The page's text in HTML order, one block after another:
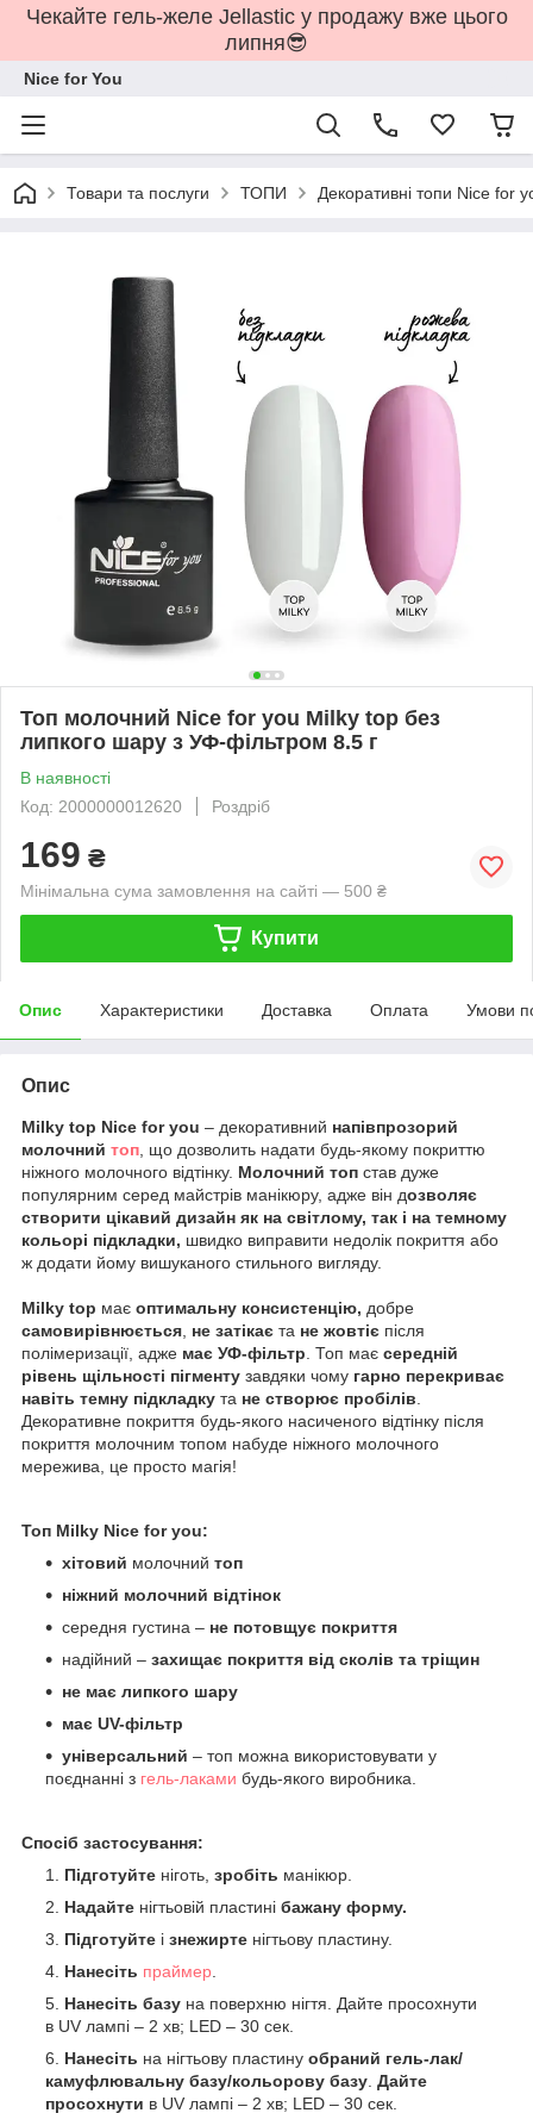
Чекайте гель-желе Jellastic у продажу вже цього
липня😎
Nice for You
Товари та послуги ТОПИ Декоративні топи Nice for
Топ молочний Nice for you Milky top без
липкого шару з УФ-фільтром 8.5 г
В наявності
Код: 2000000012620
Роздріб
169 ₴
Мінімальна сума замовлення на сайті — 500 ₴
Купити
Опис Характеристики Доставка Оплата Умови
Опис
Milky top Nice for you – декоративний напівпрозорий
молочний топ , що дозволить надати будь-якому покриттю
ніжного молочного відтінку. Молочний топ став дуже
популярним серед майстрів манікюру, адже він дозволяє
створити цікавий дизайн як на світлому, так і на темному
кольорі підкладки, швидко виправити недолік покриття або
ж додати йому вишуканого стильного вигляду.
Milky top має оптимальну консистенцію, добре
самовирівнюється не затікає та не жовтіє після
полімеризації, адже має УФ-фільтр . Топ має середній
рівень щільності пігменту завдяки чому гарно перекриває
навіть темну підкладку та не створює пробілів
Декоративне покриття будь-якого насиченого відтінку після
покриття молочним топом набуде ніжного молочного
мережива, це просто магія!
Топ Milky Nice for you:
хітовий молочний топ
ніжний молочний відтінок
середня густина – не потовщує покриття
надійний – захищає покриття від сколів та тріщин
не має липкого шару
має UV-фільтр
універсальний – топ можна використовувати у
поєднанні з гель-лаками будь-якого виробника.
Спосіб застосування:
Підготуйте ніготь, зробіть манікюр.
Надайте нігтьовій пластині бажану форму.
Підготуйте і знежирте нігтьову пластину.
Нанесіть праймер
Нанесіть базу на поверхню нігтя. Дайте просохнути
в UV лампі – 2 хв; LED – 30 сек.
Нанесіть на нігтьову пластину обраний гель-лак/
камуфлювальну базу/кольорову базу Дайте
просохнути в UV лампі – 2 хв; LED – 30 сек.